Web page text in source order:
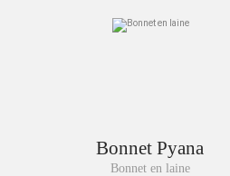
BonnetPyana
Bonnet en laine